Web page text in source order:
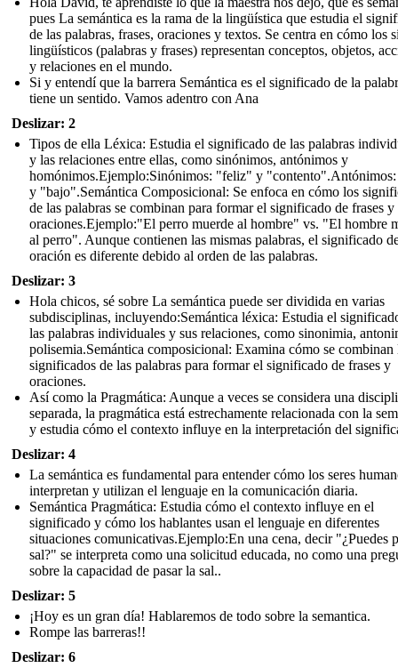
pues La semántica es la rama de la lingüística que estudia el
de las palabras, frases, oraciones y textos. Se centra en cómo los
lingüísticos (palabras y frases) representan conceptos, objetos,
y relaciones en el mundo.
Si y entendí que la barrera Semántica es el significado de la
tiene un sentido. Vamos adentro con Ana
Deslizar: 2
Tipos de ella Léxica: Estudia el significado de las palabras
y las relaciones entre ellas, como sinónimos, antónimos y
homónimos.Ejemplo:Sinónimos: "feliz" y
y "bajo".Semántica Composicional: Se enfoca en cómo los
de las palabras se combinan para formar el significado de frases y
oraciones.Ejemplo:"El perro muerde al hombre" vs. "El hombre
al perro". Aunque contienen las mismas palabras, el significado
oración es diferente debido al orden de las palabras.
Deslizar: 3
Hola chicos, sé sobre La semántica puede ser dividida en varias
subdisciplinas, incluyendo:Semántica léxica: Estudia el
las palabras individuales y sus relaciones, como sinonimia,
polisemia.Semántica composicional: Examina cómo se combinan
significados de las palabras para formar el significado de frases y
oraciones.
Así como la Pragmática: Aunque a veces se considera una
separada, la pragmática está estrechamente relacionada con la
y estudia cómo el contexto influye en la interpretación del
Deslizar: 4
La semántica es fundamental para entender cómo los seres
interpretan y utilizan el lenguaje en la comunicación diaria.
Semántica Pragmática: Estudia cómo el contexto influye en el
significado y cómo los hablantes usan el lenguaje en diferentes
situaciones comunicativas.Ejemplo:En una cena, decir "¿Puedes
sal?" se interpreta como una solicitud educada, no como una
sobre la capacidad de pasar la sal..
Deslizar: 5
¡Hoy es un gran día! Hablaremos de todo sobre la semantica.
Rompe las barreras!!
Deslizar: 6